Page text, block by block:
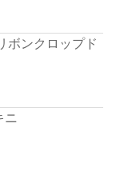
ボンクロップド
ニ